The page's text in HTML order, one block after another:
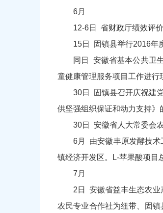
6月
12-6日 省财政厅绩效评
15日 固镇县举行2016年
同日 安徽省基本公共卫
童健康管理服务项目工作进行
30日 固镇县召开庆祝建
供坚强组织保证和动力支持》
30日 安徽省人大常委会
6月 由安徽丰原发酵技术
镇经济开发区。L-苹果酸项目
7月
2日 安徽省益丰生态农业
农民专业合作社为纽带、固